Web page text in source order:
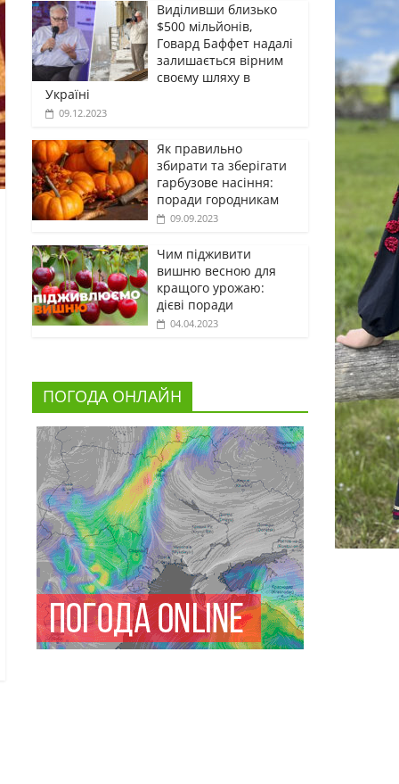
Виділивши близько
$500 мільйонів,
Говард Баффет надалі
залишається вірним
своєму шляху в
Україні
09.12.2023
Як правильно
збирати та зберігати
гарбузове насіння:
поради городникам
09.09.2023
Чим підживити
вишню весною для
кращого урожаю:
дієві поради
04.04.2023
ПОГОДА ОНЛАЙН